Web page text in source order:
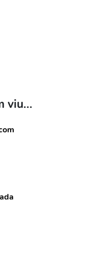
viu...